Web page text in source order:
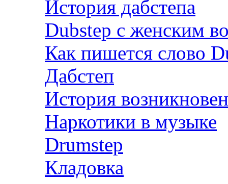
История дабстепа
Dubstep с женским
Как пишется слово
Дабстеп
История
Наркотики в музыке
Drumstep
Кладовка